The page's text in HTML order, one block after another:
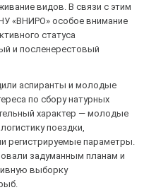
видов. В связи с этим
«ВНИРО» особое внимание
статуса
и посленерестовый
аспиранты и молодые
по сбору натурных
характер — молодые
поездки,
регистрируемые параметры.
задуманным планам и
выборку